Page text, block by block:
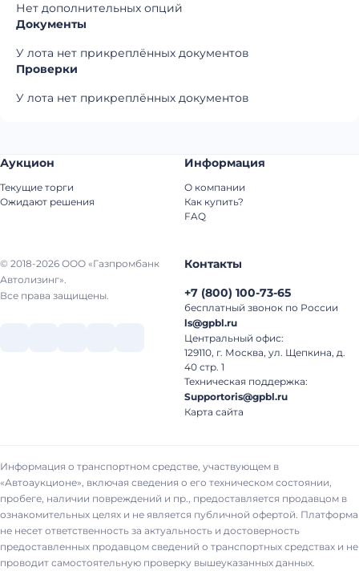
Нет дополнительных опций
Документы
У лота нет прикреплённых документов
Проверки
У лота нет прикреплённых документов
© 2018-2026 ООО «Газпромбанк
Автолизинг».
Все права защищены.
Аукцион
Текущие торги
Ожидают решения
Информация
О компании
Как купить?
FAQ
Контакты
+7 (800) 100-73-65
бесплатный звонок по России
ls@gpbl.ru
Центральный офис:
129110, г. Москва, ул. Щепкина, д.
40 стр. 1
Техническая поддержка:
Supportoris@gpbl.ru
Карта сайта
Информация о транспортном средстве, участвующем в
«Автоаукционе», включая сведения о его техническом состоянии,
пробеге, наличии повреждений и пр., предоставляется продавцом в
ознакомительных целях и не является публичной офертой. Платформа
не несет ответственность за актуальность и достоверность
предоставленных продавцом сведений о транспортных средствах и не
проводит самостоятельную проверку вышеуказанных данных.